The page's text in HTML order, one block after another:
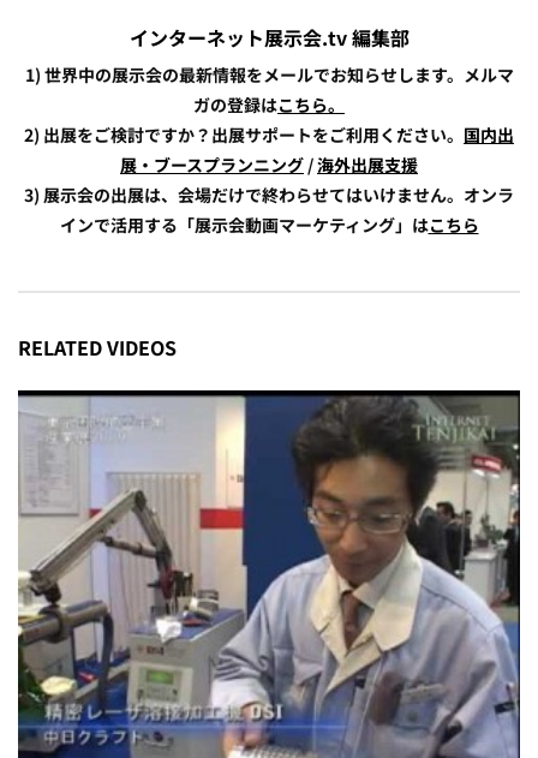
インターネット展示会.tv 編集部
1) 世界中の展示会の最新情報をメールでお知らせします。メルマ
ガの登録はこちら。
2) 出展をご検討ですか？出展サポートをご利用ください。 国内出
展・ブースプランニング /海外出展支援
3) 展示会の出展は、会場だけで終わらせてはいけません。オンラ
インで活用する「展示会動画マーケティング」はこちら
RELATED VIDEOS